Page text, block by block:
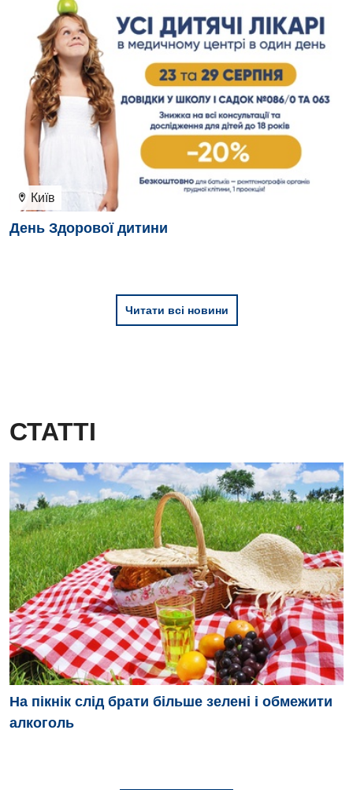
Київ
День Здорової дитини
Читати всі новини
СТАТТІ
На пікнік слід брати більше зелені і обмежити
алкоголь